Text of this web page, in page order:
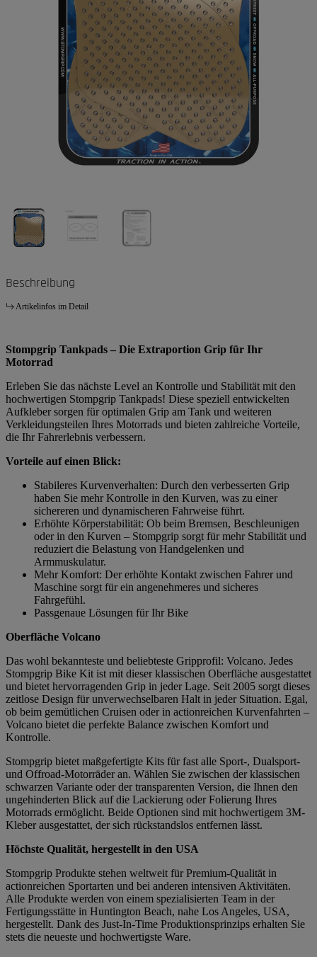
Beschreibung
Artikelinfos im Detail
Stompgrip Tankpads – Die Extraportion Grip für Ihr
Motorrad
Erleben Sie das nächste Level an Kontrolle und Stabilität mit den
hochwertigen Stompgrip Tankpads! Diese speziell entwickelten
Aufkleber sorgen für optimalen Grip am Tank und weiteren
Verkleidungsteilen Ihres Motorrads und bieten zahlreiche Vorteile,
die Ihr Fahrerlebnis verbessern.
Vorteile auf einen Blick:
Stabileres Kurvenverhalten: Durch den verbesserten Grip
haben Sie mehr Kontrolle in den Kurven, was zu einer
sichereren und dynamischeren Fahrweise führt.
Erhöhte Körperstabilität: Ob beim Bremsen, Beschleunigen
oder in den Kurven – Stompgrip sorgt für mehr Stabilität und
reduziert die Belastung von Handgelenken und
Armmuskulatur.
Mehr Komfort: Der erhöhte Kontakt zwischen Fahrer und
Maschine sorgt für ein angenehmeres und sicheres
Fahrgefühl.
Passgenaue Lösungen für Ihr Bike
Oberfläche Volcano
Das wohl bekannteste und beliebteste Gripprofil: Volcano. Jedes
Stompgrip Bike Kit ist mit dieser klassischen Oberfläche ausgestattet
und bietet hervorragenden Grip in jeder Lage. Seit 2005 sorgt dieses
zeitlose Design für unverwechselbaren Halt in jeder Situation. Egal,
ob beim gemütlichen Cruisen oder in actionreichen Kurvenfahrten –
Volcano bietet die perfekte Balance zwischen Komfort und
Kontrolle.
Stompgrip bietet maßgefertigte Kits für fast alle Sport-, Dualsport-
und Offroad-Motorräder an. Wählen Sie zwischen der klassischen
schwarzen Variante oder der transparenten Version, die Ihnen den
ungehinderten Blick auf die Lackierung oder Folierung Ihres
Motorrads ermöglicht. Beide Optionen sind mit hochwertigem 3M-
Kleber ausgestattet, der sich rückstandslos entfernen lässt.
Höchste Qualität, hergestellt in den USA
Stompgrip Produkte stehen weltweit für Premium-Qualität in
actionreichen Sportarten und bei anderen intensiven Aktivitäten.
Alle Produkte werden von einem spezialisierten Team in der
Fertigungsstätte in Huntington Beach, nahe Los Angeles, USA,
hergestellt. Dank des Just-In-Time Produktionsprinzips erhalten Sie
stets die neueste und hochwertigste Ware.